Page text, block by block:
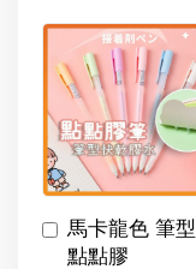
馬卡龍色 筆型
點點膠